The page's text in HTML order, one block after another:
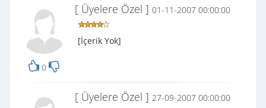
0
[ Üyelere Özel ] 01-11-2007 00:00:00
[İçerik Yok]
[ Üyelere Özel ] 27-09-2007 00:00:00